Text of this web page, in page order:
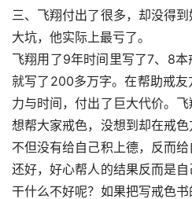
三、飞翔付出了很多，却没得
大坑，他实际上最亏了。
飞翔用了9年时间里写了7、8本
就写了200多万字。在帮助戒
力与时间，付出了巨大代价。
想帮大家戒色，没想到却在戒色
不但没有给自己积上德，反而
还好，好心帮人的结果反而是自
干什么不好呢？如果把写戒色